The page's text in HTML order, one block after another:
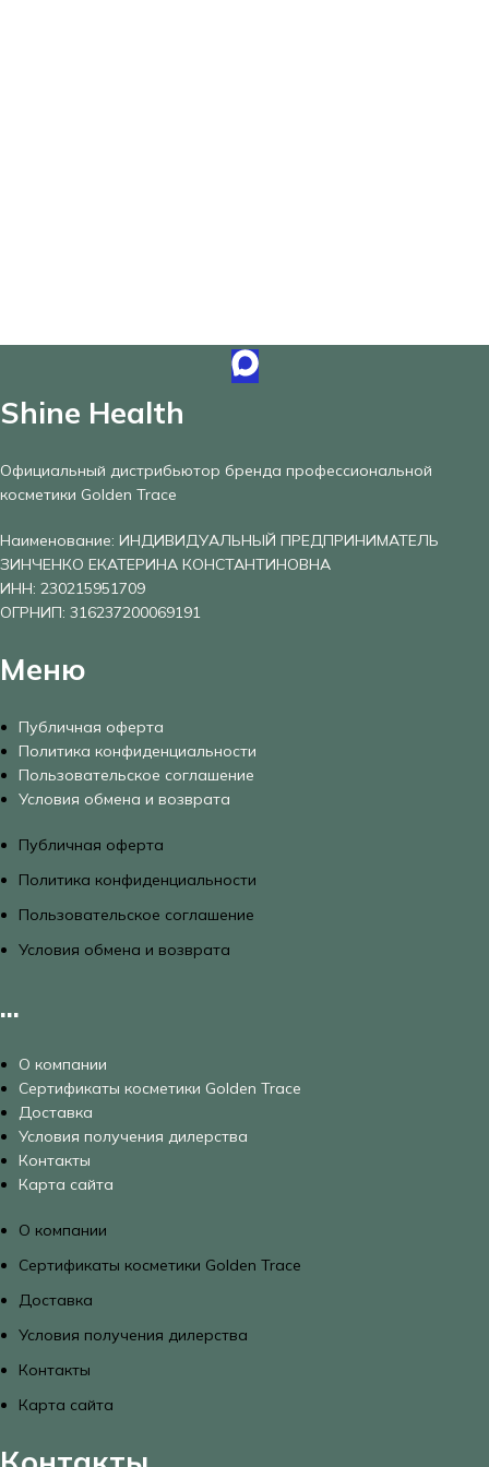
Shine Health
Официальный дистрибьютор бренда профессиональной
косметики Golden Trace
Наименование: ИНДИВИДУАЛЬНЫЙ ПРЕДПРИНИМАТЕЛЬ
ЗИНЧЕНКО ЕКАТЕРИНА КОНСТАНТИНОВНА
ИНН: 230215951709
ОГРНИП: 316237200069191
Меню
Публичная оферта
Политика конфиденциальности
Пользовательское соглашение
Условия обмена и возврата
Публичная оферта
Политика конфиденциальности
Пользовательское соглашение
Условия обмена и возврата
...
О компании
Сертификаты косметики Golden Trace
Доставка
Условия получения дилерства
Контакты
Карта сайта
О компании
Сертификаты косметики Golden Trace
Доставка
Условия получения дилерства
Контакты
Карта сайта